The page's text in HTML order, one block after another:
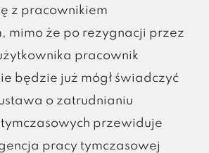
z pracownikiem
mimo że po rezygnacji przez
pracownik
będzie już mógł świadczyć
o zatrudnianiu
przewiduje
pracy tymczasowej